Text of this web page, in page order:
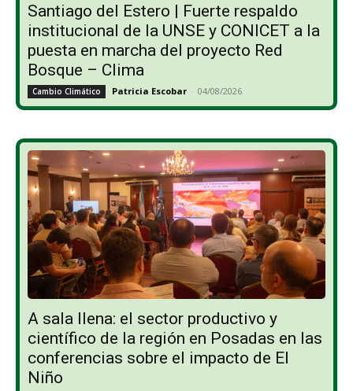
Santiago del Estero | Fuerte respaldo
institucional de la UNSE y CONICET a la
puesta en marcha del proyecto Red
Bosque – Clima
Cambio Climático Patricia Escobar - 04/08/2026
A sala llena: el sector productivo y
científico de la región en Posadas en las
conferencias sobre el impacto de El
Niño